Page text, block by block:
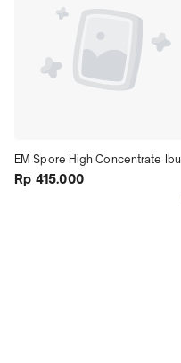
EM Spore High Concentrate Ibu
dari EM-1
Rp 415.000